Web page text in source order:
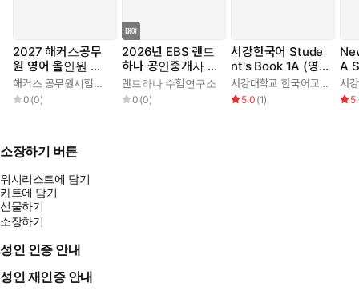
2027 해커스공무
원 영어 올인원 기
본서
해커스 공무원시험연구소
0 (0)
2026년 EBS 랜드
하나 공인중개사 올
인원요약집_부동산
공시법
랜드하나 수험연구소
0 (0)
서강한국어 Stude
nt's Book 1A (영
어판) 3rd edition서강대학교 한국어교육원
5.0 (1)
A
(영
소장하기 버튼
위시리스트에 담기
카트에 담기
선물하기
소장하기
성인 인증 안내
성인 재인증 안내